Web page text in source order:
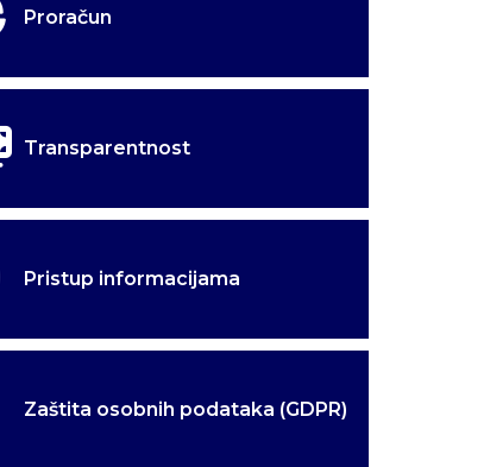
Proračun
Transparentnost
Pristup informacijama
Zaštita osobnih podataka (GDPR)